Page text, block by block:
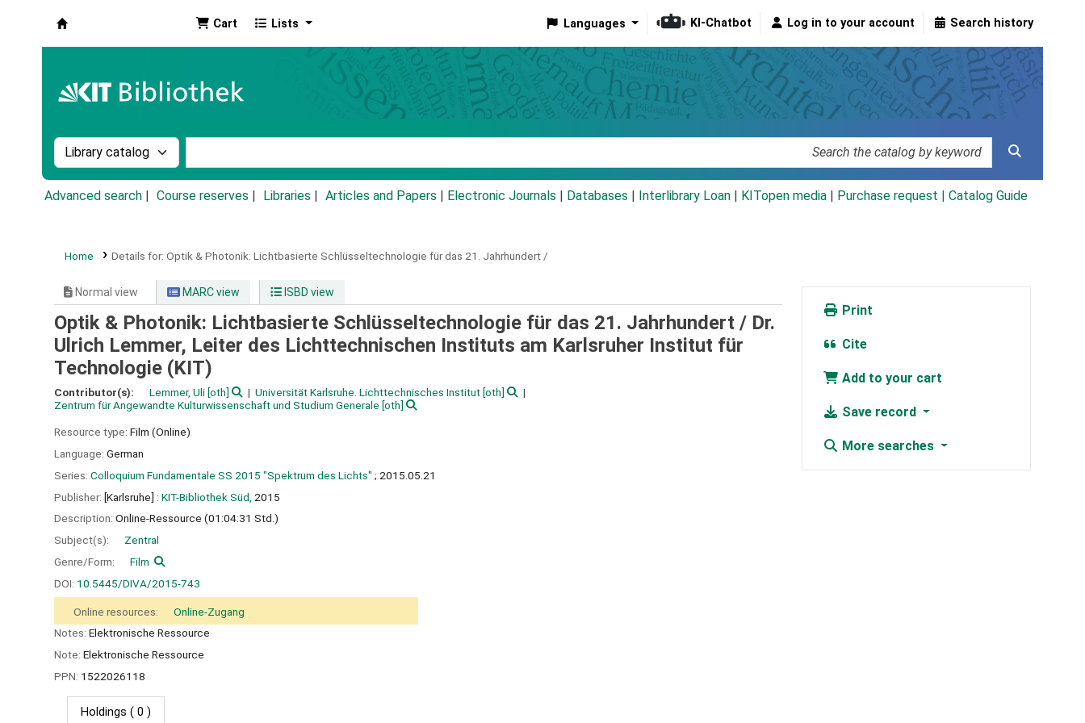
Cart Lists Languages KI-Chatbot Log in to your account Search history
Search the catalog by:
Advanced search Course reserves Libraries Articles and Papers Electronic Journals Databases Interlibrary Loan KITopen media Purchase request | Catalog Guide
Home Details for: Optik & Photonik: Lichtbasierte Schlüsseltechnologie für das 21. Jahrhundert /
Normal view MARC view ISBD view
Optik & Photonik: Lichtbasierte Schlüsseltechnologie für das 21. Jahrhundert / Dr.
Ulrich Lemmer, Leiter des Lichttechnischen Instituts am Karlsruher Institut für
Technologie (KIT)
Contributor(s): Lemmer, Uli [oth] Universität Karlsruhe. Lichttechnisches Institut[oth]
Zentrum für Angewandte Kulturwissenschaft und Studium Generale [oth]
Resource type: Film (Online)
Language: German
Series: Colloquium Fundamentale SS 2015 "Spektrum des Lichts" ; 2015.05.21
Publisher: [Karlsruhe] : KIT-Bibliothek Süd, 2015
Description: Online-Ressource (01:04:31 Std.)
Subject(s):
Zentral
Genre/Form:
Film
DOI: 10.5445/DIVA/2015-743
Online resources:
Online-Zugang
Notes: Elektronische Ressource
Note: Elektronische Ressource
PPN: 1522026118
Holdings ( 0 )
Print
Cite
Add to your cart
Save record
More searches